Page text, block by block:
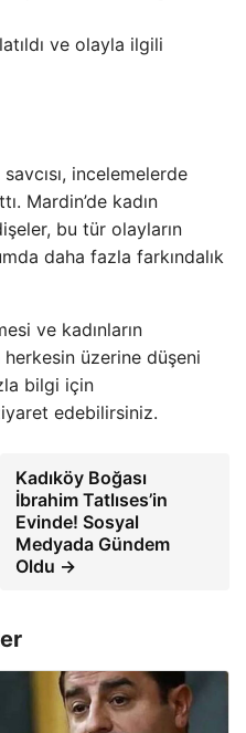
ve olayla ilgili
incelemelerde
Mardin’de kadın
bu tür olayların
daha fazla farkındalık
ve kadınların
üzerine düşeni
bilgi için
edebilirsiniz.
Kadıköy Boğası
İbrahim Tatlıses’in
Evinde! Sosyal
Medyada Gündem
Oldu →